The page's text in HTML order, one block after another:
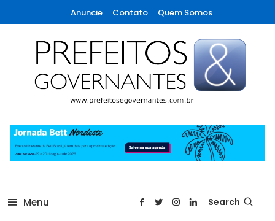
To
Content
Anuncie Contato Quem Somos
Prefeitos & Governantes
Menu Search